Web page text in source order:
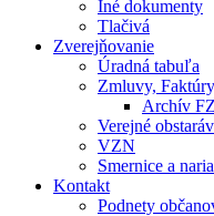
Iné dokumenty
Tlačivá
Zverejňovanie
Úradná tabuľa
Zmluvy,
Archív
Verejné
VZN
Smernice a
Kontakt
Podnety